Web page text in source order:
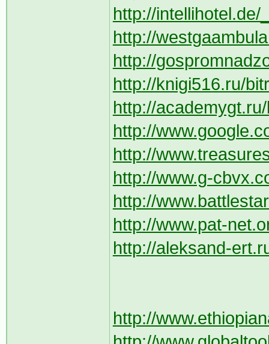
http://
http://
http://
http://knigi516.ru/
http://
http://
http://
http://www.g-
http://
http://www.pat-
http://aleksand-
http://